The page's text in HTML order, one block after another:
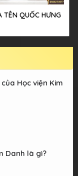
TÊN QUỐC HƯNG
Học viện Kim
Danh là gì?